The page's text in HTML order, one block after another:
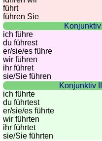
führt
führen Sie
Konjunktiv
ich führe
du führest
er/sie/es führe
wir führen
ihr führet
sie/Sie führen
Konjunktiv II
ich führte
du führtest
er/sie/es führte
wir führten
ihr führtet
sie/Sie führten